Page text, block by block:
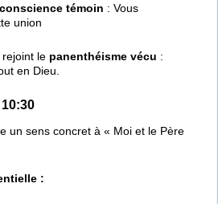
témoin : Vous
union
le panenthéisme vécu :
en Dieu.
un sens concret à « Moi et le Père
: